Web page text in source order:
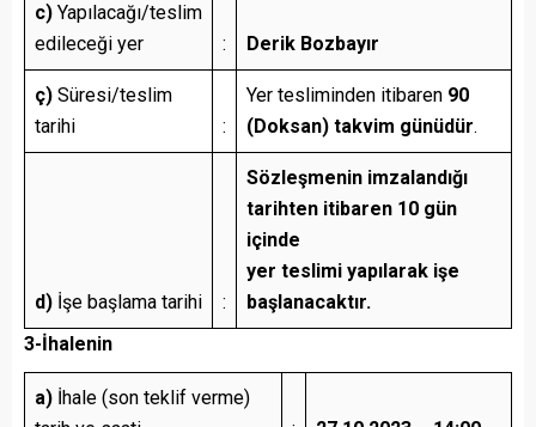
c) Yapılacağı/teslim
edileceği yer
: Derik Bozbayır
ç) Süresi/teslim
tarihi
:
Yer tesliminden itibaren 90
(Doksan) takvim günüdür.
d) İşe başlama tarihi :
Sözleşmenin imzalandığı
tarihten itibaren 10 gün
içinde
yer teslimi yapılarak işe
başlanacaktır.
3-İhalenin
a) İhale (son teklif verme)